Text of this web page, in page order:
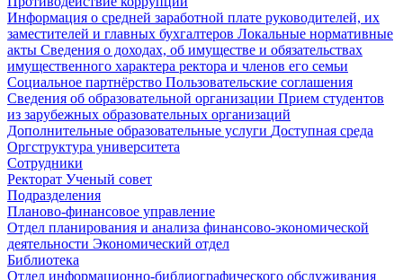
Информация о средней заработной плате руководителей, их
заместителей и главных бухгалтеров Локальные нормативные
акты Сведения о доходах, об имуществе и обязательствах
имущественного характера ректора и членов его семьи
Социальное партнёрство Пользовательские соглашения
Сведения об образовательной организации Прием студентов
из зарубежных образовательных организаций
Дополнительные образовательные услуги Доступная среда
Оргструктура университета
Сотрудники
Ректорат Ученый совет
Подразделения
Планово-финансовое управление
Отдел планирования и анализа финансово-экономической
деятельности Экономический отдел
Библиотека
Отдел информационно-библиографического обслуживания